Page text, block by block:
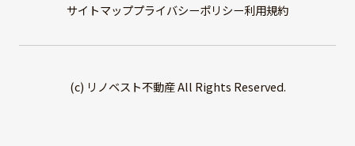
サイトマッププライバシーポリシー利用規約
(c) リノベスト不動産 All Rights Reserved.